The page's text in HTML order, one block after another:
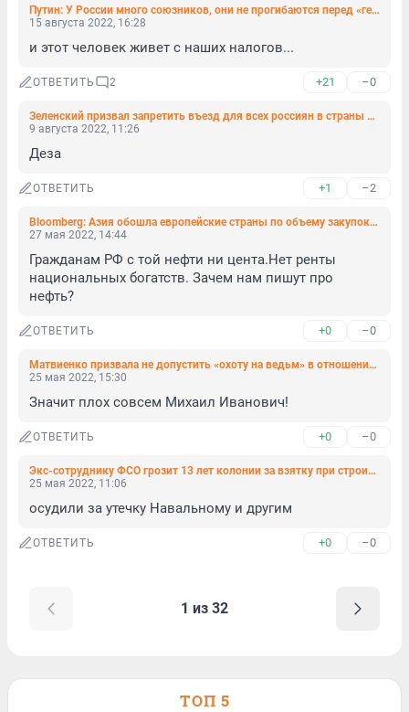
Путин: У России много союзников, они не прогибаются перед «гегемоном»
15 августа 2022, 16:28
и этот человек живет с наших налогов...
ОТВЕТИТЬ 2 +21 –0
Зеленский призвал запретить въезд для всех россиян в страны Запада
9 августа 2022, 11:26
Деза
ОТВЕТИТЬ +1 –2
Bloomberg: Азия обошла европейские страны по объему закупок российской нефти
27 мая 2022, 14:44
Гражданам РФ с той нефти ни цента.Нет ренты
национальных богатств. Зачем нам пишут про
нефть?
ОТВЕТИТЬ +0 –0
Матвиенко призвала не допустить «охоту на ведьм» в отношении тех, кто против спецоперации
25 мая 2022, 15:30
Значит плох совсем Михаил Иванович!
ОТВЕТИТЬ +0 –0
Экс-сотруднику ФСО грозит 13 лет колонии за взятку при строительстве резиденции президента РФ
25 мая 2022, 11:06
осудили за утечку Навальному и другим
ОТВЕТИТЬ +0 –0
1 из 32
ТОП 5